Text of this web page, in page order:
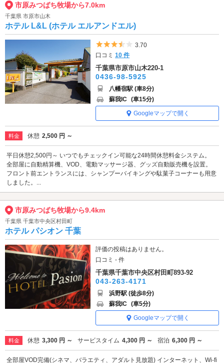
市原みつばち牧場から7.0km
千葉県 市原市山木
ホテル L&L (ホテル エルアンドエル)
5つ星のうち3.5
3.70
口コミ10 件
千葉県市原市山木220-1
0436-98-5925
八幡宿駅 (車8分)
蘇我IC (車15分)
Googleマップで開く
料金 休憩 2,500 円 ～
平日休憩2,500円～ いつでもチェックイン可能な24時間休憩料金システム。
全部屋に自動精算機、VOD、電動マッサージ器、グッズ自動販売機を設置。
フロント前エントランスには、シャンプーバイキングや駄菓子コーナーも用意
しました。...
市原みつばち牧場から9.4km
千葉県 千葉市中央区村田町
ホテル パシオン 千葉
評価の投稿はありません。
口コミ - 件
千葉県千葉市中央区村田町893-92
043-263-4171
浜野駅 (徒歩8分)
蘇我IC (車5分)
Googleマップで開く
料金 休憩 3,300 円 ～ サービスタイム 4,300 円 ～ 宿泊 6,300 円 ～
全部屋VOD完備(シネマ、バラエティ、アダルト見放題) インターネット、Wi-fi